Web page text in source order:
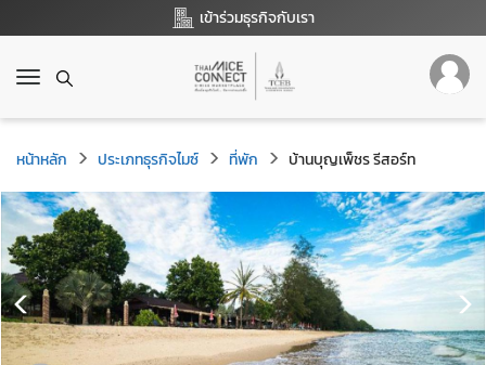
เข้าร่วมธุรกิจกับเรา
T
g
g
l
e
n
a
v
i
g
a
t
หน้าหลัก ประเภทธุรกิจไมซ์ ที่พัก บ้านบุญเพ็ชร รีสอร์ท